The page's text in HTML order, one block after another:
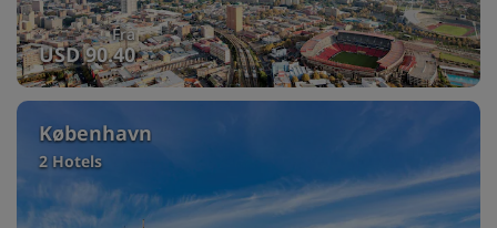
Fra
USD 90.40
København
2 Hotels